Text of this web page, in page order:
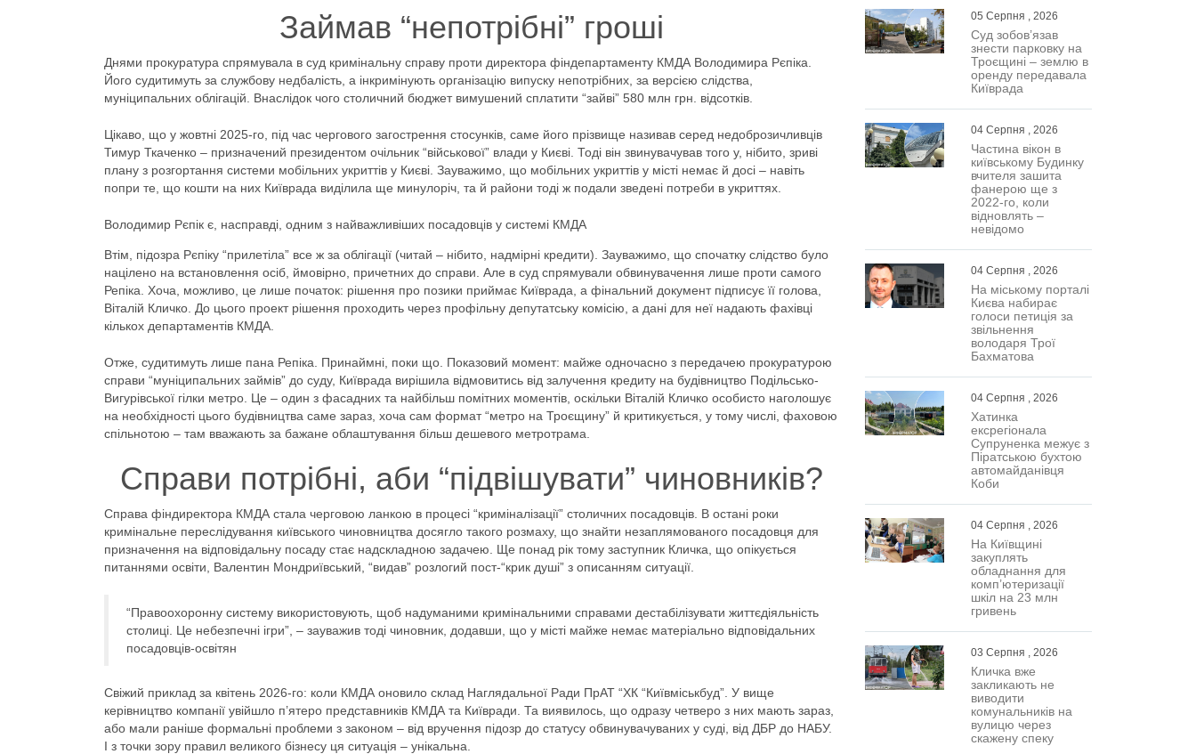
Займав “непотрібні” гроші
Днями прокуратура спрямувала в суд кримінальну справу проти директора фіндепартаменту КМДА Володимира Рєпіка.
Його судитимуть за службову недбалість, а інкримінують організацію випуску непотрібних, за версією слідства,
муніципальних облігацій. Внаслідок чого столичний бюджет вимушений сплатити “зайві” 580 млн грн. відсотків.
Цікаво, що у жовтні 2025-го, під час чергового загострення стосунків, саме його прізвище називав серед недоброзичливців
Тимур Ткаченко – призначений президентом очільник “військової” влади у Києві. Тоді він звинувачував того у, нібито, зриві
плану з розгортання системи мобільних укриттів у Києві. Зауважимо, що мобільних укриттів у місті немає й досі – навіть
попри те, що кошти на них Київрада виділила ще минулоріч, та й райони тоді ж подали зведені потреби в укриттях.
Володимир Рєпік є, насправді, одним з найважливіших посадовців у системі КМДА
Втім, підозра Рєпіку “прилетіла” все ж за облігації (читай – нібито, надмірні кредити). Зауважимо, що спочатку слідство було
націлено на встановлення осіб, ймовірно, причетних до справи. Але в суд спрямували обвинувачення лише проти самого
Репіка. Хоча, можливо, це лише початок: рішення про позики приймає Київрада, а фінальний документ підписує її голова,
Віталій Кличко. До цього проект рішення проходить через профільну депутатську комісію, а дані для неї надають фахівці
кількох департаментів КМДА.
Отже, судитимуть лише пана Репіка. Принаймні, поки що. Показовий момент: майже одночасно з передачею прокуратурою
справи “муніципальних займів” до суду, Київрада вирішила відмовитись від залучення кредиту на будівництво Подільсько-
Вигурівської гілки метро. Це – один з фасадних та найбільш помітних моментів, оскільки Віталій Кличко особисто наголошує
на необхідності цього будівництва саме зараз, хоча сам формат “метро на Троєщину” й критикується, у тому числі, фаховою
спільнотою – там вважають за бажане облаштування більш дешевого метротрама.
Справи потрібні, аби “підвішувати” чиновників?
Справа фіндиректора КМДА стала черговою ланкою в процесі “криміналізації” столичних посадовців. В остані роки
кримінальне переслідування київського чиновництва досягло такого розмаху, що знайти незаплямованого посадовця для
призначення на відповідальну посаду стає надскладною задачею. Ще понад рік тому заступник Кличка, що опікується
питаннями освіти, Валентин Мондриївський, “видав” розлогий пост-“крик душі” з описанням ситуації.
“Правоохоронну систему використовують, щоб надуманими кримінальними справами дестабілізувати життєдіяльність
столиці. Це небезпечні ігри”, – зауважив тоді чиновник, додавши, що у місті майже немає матеріально відповідальних
посадовців-освітян
Свіжий приклад за квітень 2026-го: коли КМДА оновило склад Наглядальної Ради ПрАТ “ХК “Київміськбуд”. У вище
керівництво компанії увійшло п’ятеро представників КМДА та Київради. Та виявилось, що одразу четверо з них мають зараз,
або мали раніше формальні проблеми з законом – від вручення підозр до статусу обвинувачуваних у суді, від ДБР до НАБУ.
І з точки зору правил великого бізнесу ця ситуація – унікальна.
05 Серпня , 2026
Суд зобов’язав
знести парковку на
Троєщині – землю в
оренду передавала
Київрада
04 Серпня , 2026
Частина вікон в
київському Будинку
вчителя зашита
фанерою ще з
2022-го, коли
відновлять –
невідомо
04 Серпня , 2026
На міському порталі
Києва набирає
голоси петиція за
звільнення
володаря Трої
Бахматова
04 Серпня , 2026
Хатинка
ексрегіонала
Супруненка межує з
Піратською бухтою
автомайданівця
Коби
04 Серпня , 2026
На Київщині
закуплять
обладнання для
комп’ютеризації
шкіл на 23 млн
гривень
03 Серпня , 2026
Кличка вже
закликають не
виводити
комунальників на
вулицю через
скажену спеку